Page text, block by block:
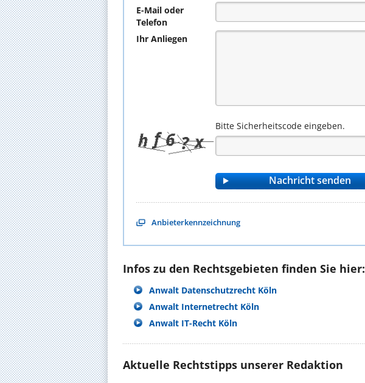
E-Mail oder
Telefon
Ihr Anliegen
Bitte Sicherheitscode eingeben.
Anbieterkennzeichnung
Infos zu den Rechtsgebieten finden Sie hier:
Anwalt Datenschutzrecht Köln
Anwalt Internetrecht Köln
Anwalt IT-Recht Köln
Aktuelle Rechtstipps unserer Redaktion